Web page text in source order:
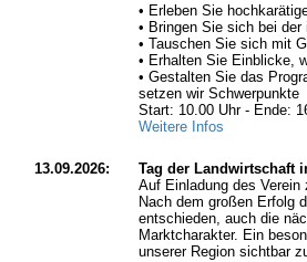
• Erleben Sie
• Bringen Sie sich bei
• Tauschen Sie sich mit
• Erhalten Sie Einblicke,
• Gestalten Sie das
setzen wir Schwerpunkte
Start: 10.00 Uhr - Ende:
Weitere Infos
13.09.2026:
Tag der Landwirtschaft
Auf Einladung des Verein
Nach dem großen Erfolg
entschieden, auch die
Marktcharakter. Ein
unserer Region sichtbar